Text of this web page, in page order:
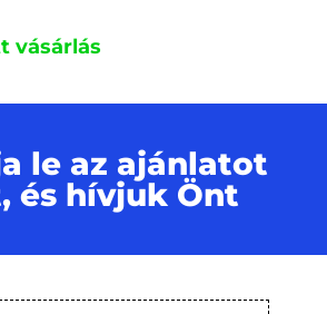
vásárlás
le az ajánlatot
és hívjuk Önt